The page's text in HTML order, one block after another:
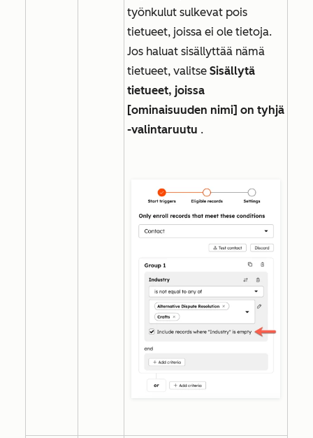
työnkulut sulkevat pois
tietueet, joissa ei ole tietoja.
Jos haluat sisällyttää nämä
tietueet, valitse Sisällytä
tietueet, joissa
[ominaisuuden nimi] on tyhjä
-valintaruutu .